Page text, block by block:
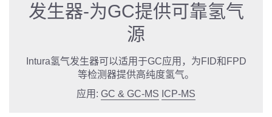
发生器-为GC提供可靠氢气
源
Intura氢气发生器可以适用于GC应用，为FID和FPD
等检测器提供高纯度氢气。
应用: GC & GC-MS ICP-MS